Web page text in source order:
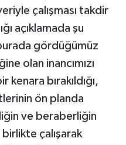
çalışması takdir
açıklamada şu
gördüğümüz
olan inancımızı
kenara bırakıldığı,
ön planda
ve beraberliğin
çalışarak